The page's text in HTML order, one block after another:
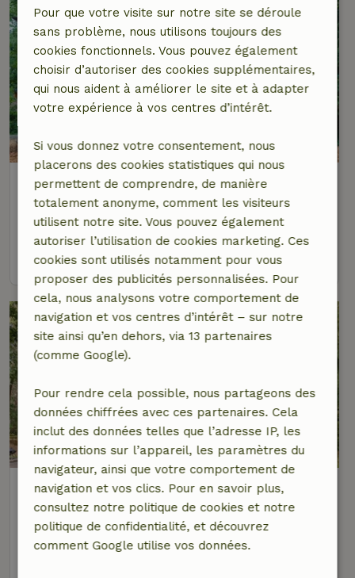
Maison nature à Norg
À 2 km distance de Langelo
6 personnes 3 Chambres à coucher
Maison nature à Norg
À 2 km distance de Langelo
9,1/10
8 personnes4 Chambres à coucher
Pour que votre visite sur notre site se déroule
sans problème, nous utilisons toujours des
cookies fonctionnels. Vous pouvez également
choisir d’autoriser des cookies supplémentaires,
qui nous aident à améliorer le site et à adapter
votre expérience à vos centres d’intérêt.
Si vous donnez votre consentement, nous
placerons des cookies statistiques qui nous
permettent de comprendre, de manière
totalement anonyme, comment les visiteurs
utilisent notre site. Vous pouvez également
autoriser l’utilisation de cookies marketing. Ces
cookies sont utilisés notamment pour vous
proposer des publicités personnalisées. Pour
cela, nous analysons votre comportement de
navigation et vos centres d’intérêt – sur notre
site ainsi qu’en dehors, via 13 partenaires
(comme Google).
Pour rendre cela possible, nous partageons des
données chiffrées avec ces partenaires. Cela
inclut des données telles que l’adresse IP, les
informations sur l’appareil, les paramètres du
navigateur, ainsi que votre comportement de
navigation et vos clics. Pour en savoir plus,
consultez notre politique de cookies et notre
politique de confidentialité, et découvrez
comment Google utilise vos données.